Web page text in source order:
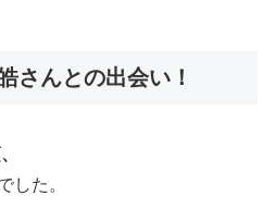
さんとの出会い！
した。